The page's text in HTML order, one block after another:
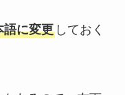
語に変更しておく